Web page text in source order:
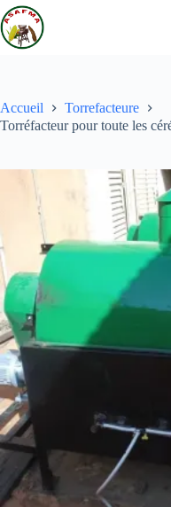
Accueil
Torrefacteure
Torréfacteur pour toute les